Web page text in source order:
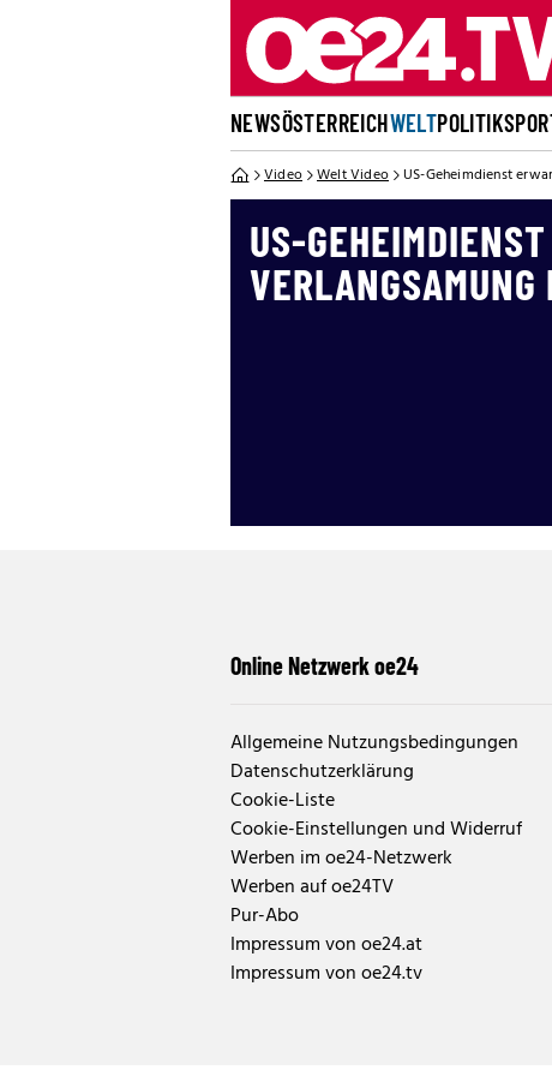
NEWSÖSTERREICHWELTPOLITIK
Video Welt Video US-Geheimdienst
US-
VERLANGSAMUNG
Online Netzwerk oe24
Allgemeine Nutzungsbedingungen
Datenschutzerklärung
Cookie-Liste
Cookie-Einstellungen und Widerruf
Werben im oe24-Netzwerk
Werben auf oe24TV
Pur-Abo
Impressum von oe24.at
Impressum von oe24.tv